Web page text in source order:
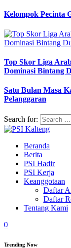
Kelompok Pecinta
Top Skor Liga
Dominasi Bintang
Satu Bulan Masa
Pelanggaran
Search for:
Beranda
Berita
PSI Hadir
PSI Kerja
Keanggotaan
Daftar
Daftar
Tentang Kami
0
Trending Now